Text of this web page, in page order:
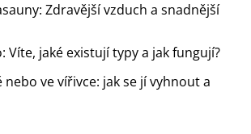
Zdravější vzduch a snadnější
Víte, jaké existují typy a jak fungují?
nebo ve vířivce: jak se jí vyhnout a